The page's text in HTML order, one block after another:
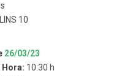
10
26/03/23
Hora: 10:30 h